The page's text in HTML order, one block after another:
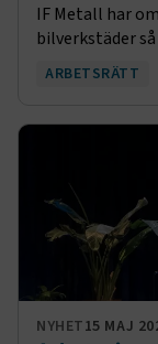
IF Metall har
bilverkstäder
hanteras som
ARBETSRÄTT
NYHET15 MAJ